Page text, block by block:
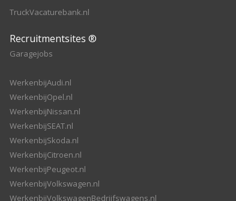
TruckVacaturebank.nl
Recruitmentsites ®
Garagejobs
WerkenbijAudi.nl
WerkenbijOpel.nl
WerkenbijNissan.nl
WerkenbijSEAT.nl
WerkenbijSkoda.nl
WerkenbijCitroen.nl
WerkenbijPeugeot.nl
WerkenbijVolkswagen.nl
WerkenbijVolkswagenBedrijfswagens.nl